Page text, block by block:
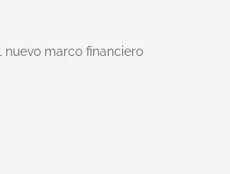
marco financiero